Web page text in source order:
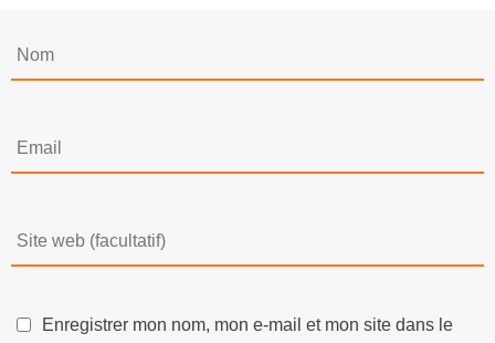
Enregistrer mon nom, mon e-mail et mon site dans le